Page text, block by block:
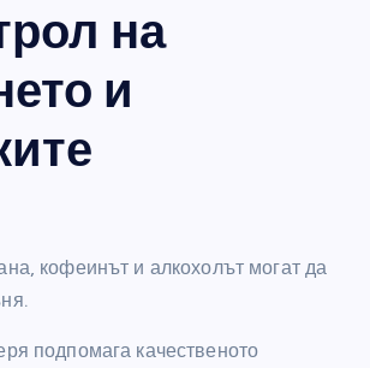
на
и
кофеинът и алкохолът могат да
подпомага качественото